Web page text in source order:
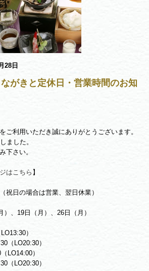
28日
がきと定休日・営業時間のお知
ご利用いただき誠にありがとうございます。
ました。
下さい。
はこちら 】
の場合は営業、翌日休業）
、19日（月）、26日（月）
）
）
LO14:00）
）